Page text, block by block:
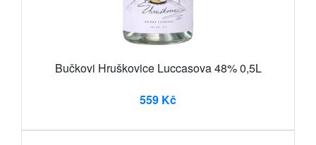
Bučkovi Hruškovice Luccasova 48% 0,5L
559 Kč